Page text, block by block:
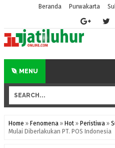
Beranda Purwakarta
MENU
Home » Fenomena » Hot » Peristiwa »
Mulai Diberlakukan PT. POS Indonesia